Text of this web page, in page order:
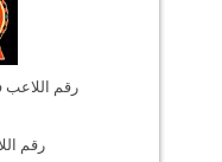
رقم
رقم